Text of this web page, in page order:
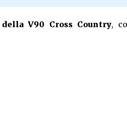
V90 Cross Country,